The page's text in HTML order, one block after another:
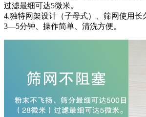
过滤最细可达5微米。
4.独特网架设计（子母式）、筛网使用长
3—5分钟、操作简单、清洗方便。